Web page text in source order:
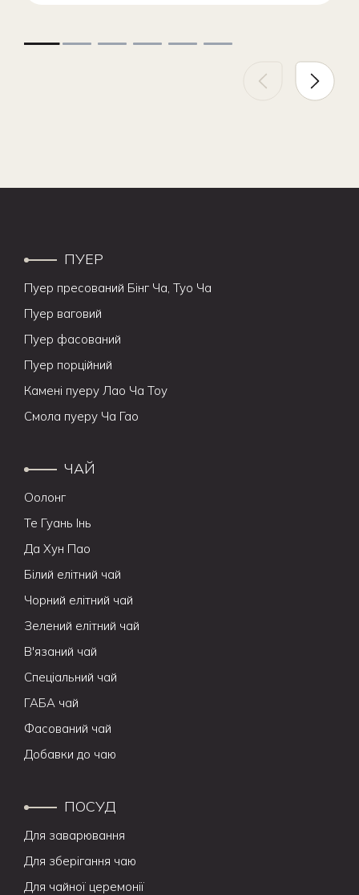
ПУЕР
Пуер пресований Бінг Ча, Туо Ча
Пуер ваговий
Пуер фасований
Пуер порційний
Камені пуеру Лао Ча Тоу
Смола пуеру Ча Гао
ЧАЙ
Оолонг
Те Гуань Інь
Да Хун Пао
Білий елітний чай
Чорний елітний чай
Зелений елітний чай
В'язаний чай
Спеціальний чай
ГАБА чай
Фасований чай
Добавки до чаю
ПОСУД
Для заварювання
Для зберігання чаю
Для чайної церемонії